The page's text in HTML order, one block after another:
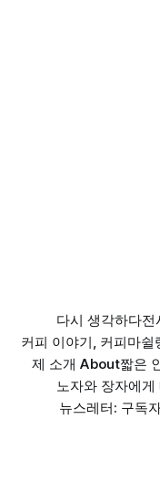
다시 생각하다전
커피 이야기, 커피마쉴
제 소개 About짧은
노자와 장자에게
뉴스레터: 구독